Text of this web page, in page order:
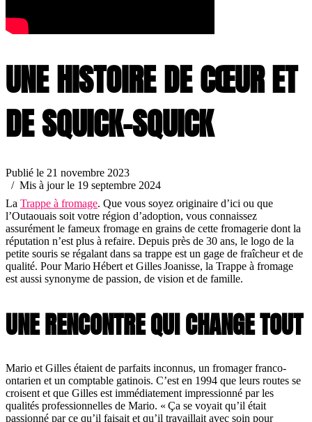
UNE HISTOIRE DE CŒUR ET
DE SQUICK-SQUICK
Publié le 21 novembre 2023
/ Mis à jour le 19 septembre 2024
La Trappe à fromage. Que vous soyez originaire d’ici ou que
l’Outaouais soit votre région d’adoption, vous connaissez
assurément le fameux fromage en grains de cette fromagerie dont la
réputation n’est plus à refaire. Depuis près de 30 ans, le logo de la
petite souris se régalant dans sa trappe est un gage de fraîcheur et de
qualité. Pour Mario Hébert et Gilles Joanisse, la Trappe à fromage
est aussi synonyme de passion, de vision et de famille.
UNE RENCONTRE QUI CHANGE TOUT
Mario et Gilles étaient de parfaits inconnus, un fromager franco-
ontarien et un comptable gatinois. C’est en 1994 que leurs routes se
croisent et que Gilles est immédiatement impressionné par les
qualités professionnelles de Mario. « Ça se voyait qu’il était
passionné par ce qu’il faisait et qu’il travaillait avec soin pour